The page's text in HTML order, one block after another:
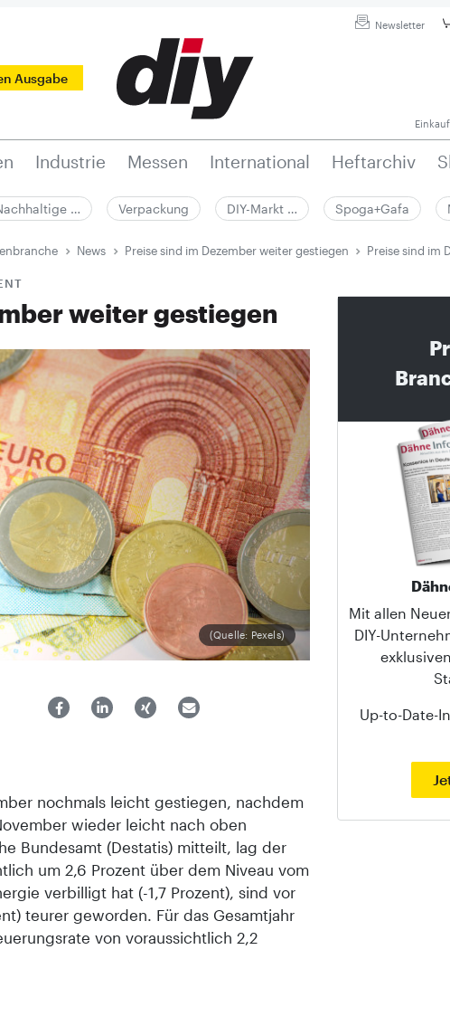
Newsletter
Ausgabe
Industrie Messen International Heftarchiv
… Verpackung DIY-Markt … Spoga+Gafa
News Preise sind im Dezember weiter gestiegen Preise sind im
weiter gestiegen
(Quelle: Pexels)
nochmals leicht gestiegen, nachdem
wieder leicht nach oben
Bundesamt (Destatis) mitteilt, lag der
um 2,6 Prozent über dem Niveau vom
verbilligt hat (-1,7 Prozent), sind vor
teurer geworden. Für das Gesamtjahr
von voraussichtlich 2,2
Mit allen
DIY-
Up-to-Date-